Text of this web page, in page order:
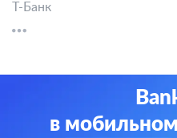
Т-Банк